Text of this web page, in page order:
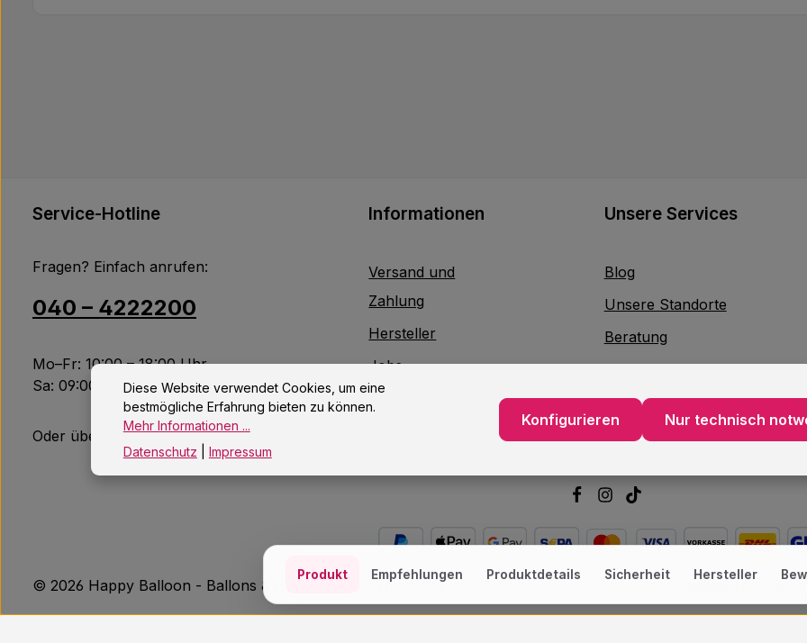
Service-Hotline
Fragen? Einfach anrufen:
040 – 4222200
Mo–Fr: 10:00 – 18:00 Uhr
Sa: 09:00 – 14:00 Uhr
Oder über unserKontaktformular
Informationen
Versand und
Zahlung
Hersteller
Jobs
Kontakt
Altbatterieentsorgung
Unsere Services
Blog
Unsere Standorte
Beratung
Lieferservice
Verpackungsservice
Dekorationsservice
© 2026 Happy Balloon - Ballons & Partydeko aus Hamburg Cookies
Diese Website verwendet Cookies, um eine
bestmögliche Erfahrung bieten zu können.
Mehr Informationen ...
Datenschutz
Impressum
Nur technisch
Konfigurieren
Produkt Empfehlungen Produktdetails Sicherheit Hersteller